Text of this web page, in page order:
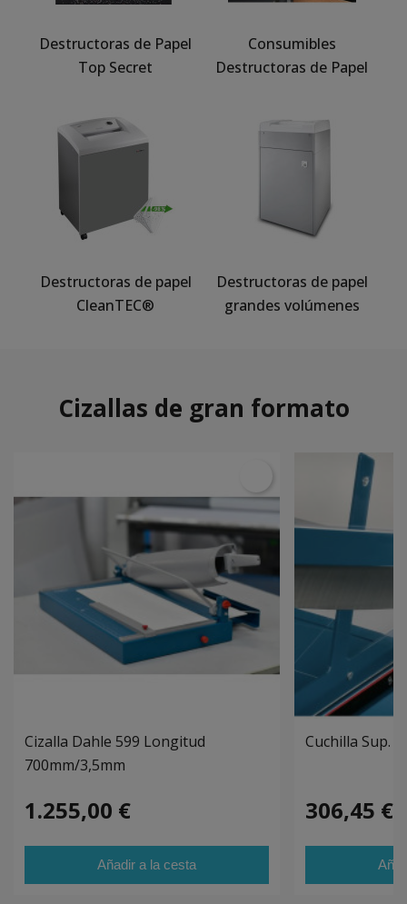
Destructoras de Papel
Top Secret
Consumibles
Destructoras de Papel
Destructoras de papel
CleanTEC®
Destructoras de papel
grandes volúmenes
Cizallas de gran formato
Cizalla Dahle 599 Longitud
700mm/3,5mm
1.255,00 €
Añadir a la cesta
Cuchilla Sup.
306,45 €